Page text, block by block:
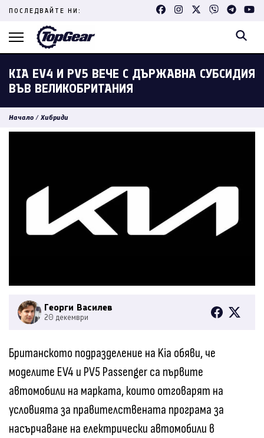
Skip
content
ПОСЛЕДВАЙТЕ НИ:
KIA EV4 И PV5 ВЕЧЕ С ДЪРЖАВНА СУБСИДИЯ
ВЪВ ВЕЛИКОБРИТАНИЯ
Начало / Хибриди
Георги Василев
20 декември
Британското подразделение на Kia обяви, че
моделите EV4 и PV5 Passenger са първите
автомобили на марката, които отговарят на
условията за правителствената програма за
насърчаване на електрически автомобили в